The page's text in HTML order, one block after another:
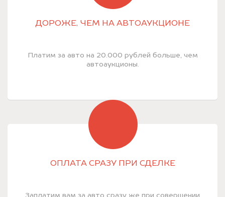
ДОРОЖЕ, ЧЕМ НА АВТОАУКЦИОНЕ
Платим за авто на 20.000 рублей больше, чем
автоаукционы.
ОПЛАТА СРАЗУ ПРИ СДЕЛКЕ
Заплатим вам за авто сразу же при совершении